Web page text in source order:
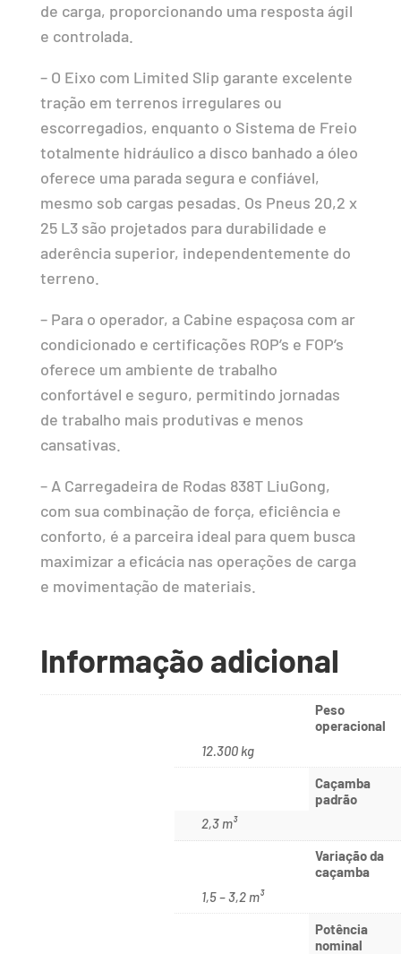
de carga, proporcionando uma resposta ágil
e controlada.
– O Eixo com Limited Slip garante excelente
tração em terrenos irregulares ou
escorregadios, enquanto o Sistema de Freio
totalmente hidráulico a disco banhado a óleo
oferece uma parada segura e confiável,
mesmo sob cargas pesadas. Os Pneus 20,2 x
25 L3 são projetados para durabilidade e
aderência superior, independentemente do
terreno.
– Para o operador, a Cabine espaçosa com ar
condicionado e certificações ROP’s e FOP’s
oferece um ambiente de trabalho
confortável e seguro, permitindo jornadas
de trabalho mais produtivas e menos
cansativas.
– A Carregadeira de Rodas 838T LiuGong,
com sua combinação de força, eficiência e
conforto, é a parceira ideal para quem busca
maximizar a eficácia nas operações de carga
e movimentação de materiais.
Informação adicional
Peso
operacional
12.300 kg
Caçamba
padrão
2,3 m³
Variação da
caçamba
1,5 – 3,2 m³
Potência
nominal